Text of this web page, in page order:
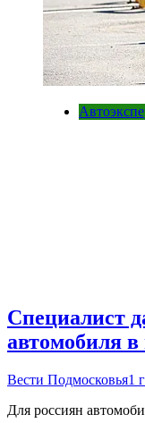
Специалист
автомобиля
Вести Подмосковья1
Для россиян